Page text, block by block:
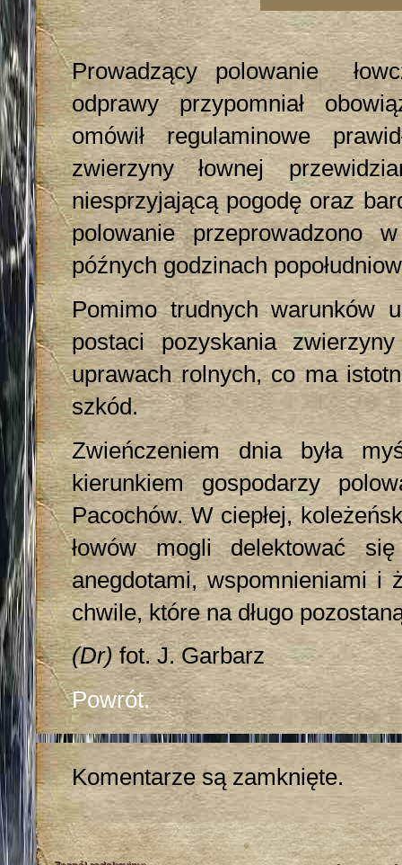
Prowadzący polowanie
odprawy przypomniał
omówił regulaminowe
zwierzyny łownej
niesprzyjającą pogodę oraz
polowanie przeprowadzono
późnych godzinach
Pomimo trudnych warunków
postaci pozyskania
uprawach rolnych, co ma
szkód.
Zwieńczeniem dnia była
kierunkiem gospodarzy
Pacochów. W ciepłej,
łowów mogli delektować
anegdotami, wspomnieniami i
chwile, które na długo
(Dr)fot. J. Garbarz
Powrót.
Komentarze są zamknięte.